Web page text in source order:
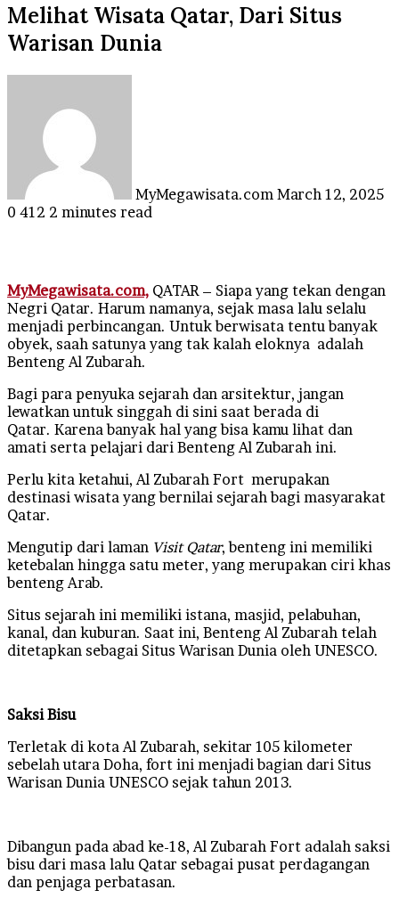
Melihat Wisata Qatar, Dari Situs
Warisan Dunia
MyMegawisata.com March 12, 2025
0 412 2 minutes read
MyMegawisata.com, QATAR – Siapa yang tekan dengan
Negri Qatar. Harum namanya, sejak masa lalu selalu
menjadi perbincangan. Untuk berwisata tentu banyak
obyek, saah satunya yang tak kalah eloknya adalah
Benteng Al Zubarah.
Bagi para penyuka sejarah dan arsitektur, jangan
lewatkan untuk singgah di sini saat berada di
Qatar. Karena banyak hal yang bisa kamu lihat dan
amati serta pelajari dari Benteng Al Zubarah ini.
Perlu kita ketahui, Al Zubarah Fort merupakan
destinasi wisata yang bernilai sejarah bagi masyarakat
Qatar.
Mengutip dari laman Visit Qatar, benteng ini memiliki
ketebalan hingga satu meter, yang merupakan ciri khas
benteng Arab.
Situs sejarah ini memiliki istana, masjid, pelabuhan,
kanal, dan kuburan. Saat ini, Benteng Al Zubarah telah
ditetapkan sebagai Situs Warisan Dunia oleh UNESCO.
Saksi Bisu
Terletak di kota Al Zubarah, sekitar 105 kilometer
sebelah utara Doha, fort ini menjadi bagian dari Situs
Warisan Dunia UNESCO sejak tahun 2013.
Dibangun pada abad ke-18, Al Zubarah Fort adalah saksi
bisu dari masa lalu Qatar sebagai pusat perdagangan
dan penjaga perbatasan.